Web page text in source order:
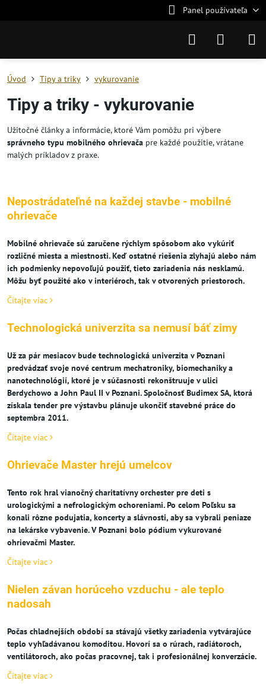
Panel používateľa
Úvod Tipy a triky vykurovanie
Tipy a triky - vykurovanie
Užitočné články a informácie, ktoré Vám pomôžu pri výbere
správneho typu mobilného ohrievača pre každé použitie, vrátane
malých príkladov z praxe.
Nepostrádateľné na každej stavbe - mobilné
ohrievače
Mobilné ohrievače sú zaručene rýchlym spôsobom ako vykúriť
rozličné miesta a miestnosti. Keď ostatné riešenia zlyhajú alebo nám
ich podmienky nepovoľujú použiť, tieto zariadenia nás nesklamú.
Môžu byť použité ako v interiéroch, tak v otvorených priestoroch.
Čítajte viac
Technologická univerzita sa nemusí báť zimy
Už za pár mesiacov bude technologická univerzita v Poznani
predvádzať svoje nové centrum mechatroniky, biomechaniky a
nanotechnológií, ktoré je v súčasnosti rekonštruuje v ulici
Berdychowo a John Paul II v Poznani. Spoločnosť Budimex SA, ktorá
získala tender pre výstavbu plánuje ukončiť stavebné práce do
septembra 2011.
Čítajte viac
Ohrievače Master hrejú umelcov
Tento rok hral vianočný charitatívny orchester pre deti s
urologickými a nefrologickým ochoreniami. Po celom Poľsku sa
konali rôzne podujatia, koncerty a slávnosti, aby sa vybrali peniaze
na lekárske vybavenie. V Poznani bolo pódium vykurované
ohrievačmi Master.
Čítajte viac
Nielen závan horúceho vzduchu - ale teplo
nadosah
Počas chladnejších období sa stávajú všetky zariadenia vytvárajúce
teplo vyhľadávanou komoditou. Hovorí sa o rúrach, radiátoroch,
ventilátoroch, ako počas pracovnej, tak i profesionálnej konverzácie.
Čítajte viac